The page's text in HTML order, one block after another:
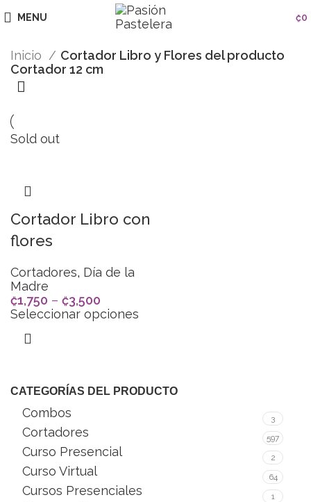
MENU ₡0
CATEGORÍAS DEL PRODUCTO
Combos 3
Cortadores 597
Curso Presencial 2
Curso Virtual 64
Cursos Presenciales 1
Inicio
Cortador Libro y Flores del producto
Cortador 12 cm
Sold out
Cortador Libro con
flores
Cortadores, Día de la
Madre
₡1,750 – ₡3,500
Seleccionar opciones